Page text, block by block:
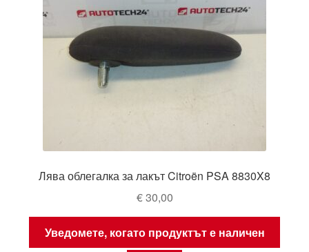
Лява облегалка за лакът Citroën PSA 8830X8
€30,00
Уведомете, когато продуктът е наличен